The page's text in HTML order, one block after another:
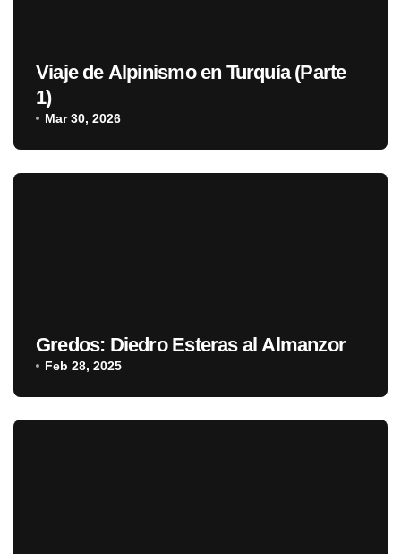
Viaje de Alpinismo en Turquía (Parte
1)
Mar 30, 2026
Gredos: Diedro Esteras al Almanzor
Feb 28, 2025